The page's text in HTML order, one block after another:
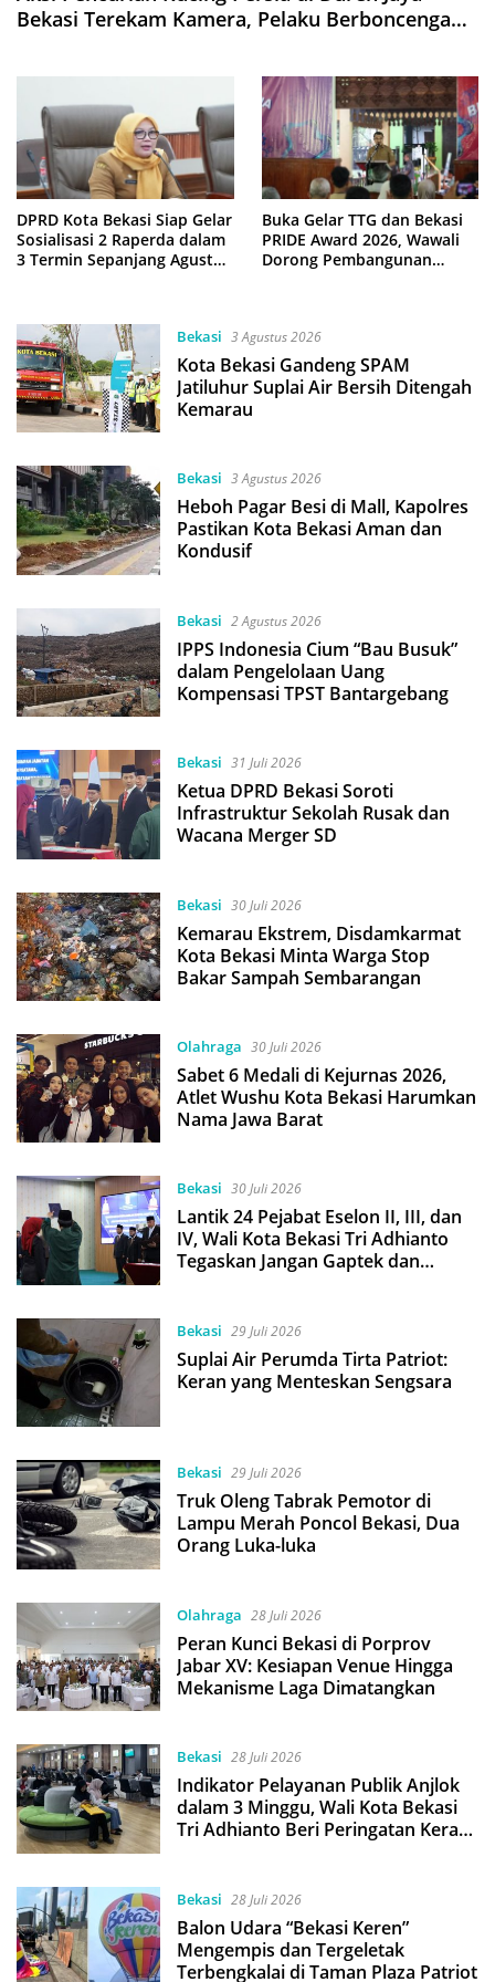
Bekasi Terekam Kamera, Pelaku Berboncengan
DPRD Kota Bekasi Siap Gelar
Sosialisasi 2 Raperda dalam
3 Termin Sepanjang Agustus
Buka Gelar TTG dan Bekasi
PRIDE Award 2026, Wawali
Dorong Pembangunan
Bekasi 3 Agustus 2026
Kota Bekasi Gandeng SPAM
Jatiluhur Suplai Air Bersih Ditengah
Kemarau
Bekasi 3 Agustus 2026
Heboh Pagar Besi di Mall, Kapolres
Pastikan Kota Bekasi Aman dan
Kondusif
Bekasi 2 Agustus 2026
IPPS Indonesia Cium “Bau Busuk”
dalam Pengelolaan Uang
Kompensasi TPST Bantargebang
Bekasi 31 Juli 2026
Ketua DPRD Bekasi Soroti
Infrastruktur Sekolah Rusak dan
Wacana Merger SD
Bekasi 30 Juli 2026
Kemarau Ekstrem, Disdamkarmat
Kota Bekasi Minta Warga Stop
Bakar Sampah Sembarangan
Olahraga 30 Juli 2026
Sabet 6 Medali di Kejurnas 2026,
Atlet Wushu Kota Bekasi Harumkan
Nama Jawa Barat
Bekasi 30 Juli 2026
Lantik 24 Pejabat Eselon II, III, dan
IV, Wali Kota Bekasi Tri Adhianto
Tegaskan Jangan Gaptek dan
Bekasi 29 Juli 2026
Suplai Air Perumda Tirta Patriot:
Keran yang Menteskan Sengsara
Bekasi 29 Juli 2026
Truk Oleng Tabrak Pemotor di
Lampu Merah Poncol Bekasi, Dua
Orang Luka-luka
Olahraga 28 Juli 2026
Peran Kunci Bekasi di Porprov
Jabar XV: Kesiapan Venue Hingga
Mekanisme Laga Dimatangkan
Bekasi 28 Juli 2026
Indikator Pelayanan Publik Anjlok
dalam 3 Minggu, Wali Kota Bekasi
Tri Adhianto Beri Peringatan Keras
Bekasi 28 Juli 2026
Balon Udara “Bekasi Keren”
Mengempis dan Tergeletak
Terbengkalai di Taman Plaza Patriot